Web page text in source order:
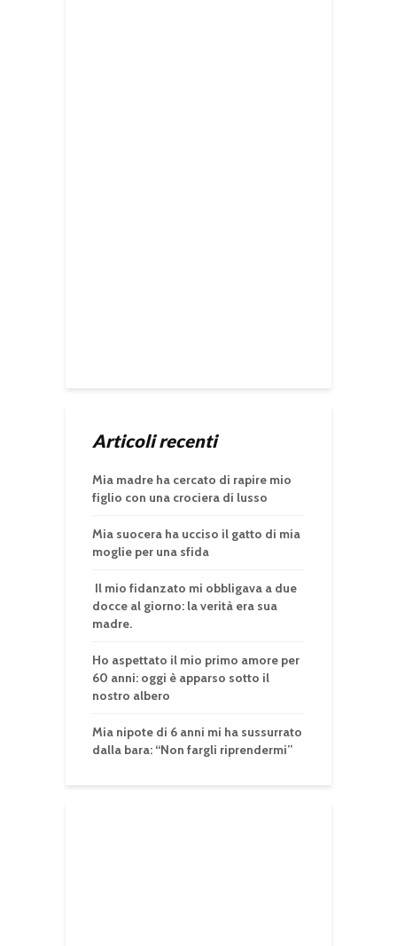
Articoli recenti
Mia madre ha cercato di rapire mio
figlio con una crociera di lusso
Mia suocera ha ucciso il gatto di mia
moglie per una sfida
Il mio fidanzato mi obbligava a due
docce al giorno: la verità era sua
madre.
Ho aspettato il mio primo amore per
60 anni: oggi è apparso sotto il
nostro albero
Mia nipote di 6 anni mi ha sussurrato
dalla bara: “Non fargli riprendermi”